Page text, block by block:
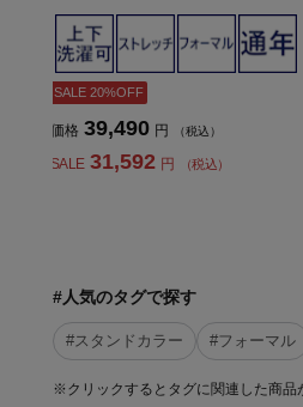
トレッチ ブラック 通年 礼服 SOFF
ICE【レディース】
SALE 20%OFF
価格 39,490 円 （税込）
SALE 31,592 円 （税込）
#人気のタグで探す
#スタンドカラー #フォーマル
※クリックするとタグに関連した商品